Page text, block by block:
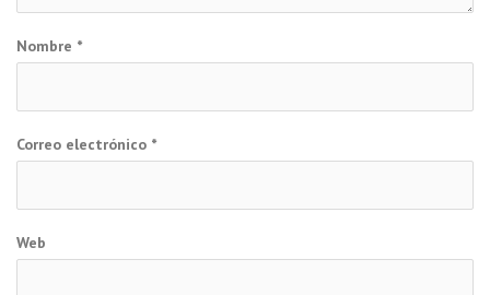
Nombre *
Correo electrónico *
Web